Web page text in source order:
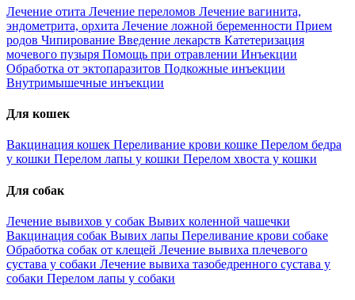
Лечение отита Лечение переломов Лечение вагинита,
эндометрита, орхита Лечение ложной беременности Прием
родов Чипирование Введение лекарств Катетеризация
мочевого пузыря Помощь при отравлении Инъекции
Обработка от эктопаразитов Подкожные инъекции
Внутримышечные инъекции
Для кошек
Вакцинация кошек Переливание крови кошке Перелом бедра
у кошки Перелом лапы у кошки Перелом хвоста у кошки
Для собак
Лечение вывихов у собак Вывих коленной чашечки
Вакцинация собак Вывих лапы Переливание крови собаке
Обработка собак от клещей Лечение вывиха плечевого
сустава у собаки Лечение вывиха тазобедренного сустава у
собаки Перелом лапы у собаки